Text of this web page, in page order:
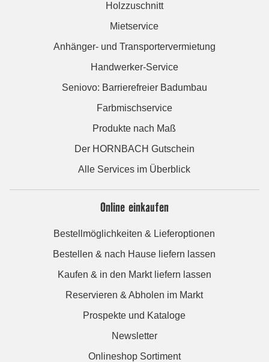
Holzzuschnitt
Mietservice
Anhänger- und Transportervermietung
Handwerker-Service
Seniovo: Barrierefreier Badumbau
Farbmischservice
Produkte nach Maß
Der HORNBACH Gutschein
Alle Services im Überblick
Online einkaufen
Bestellmöglichkeiten & Lieferoptionen
Bestellen & nach Hause liefern lassen
Kaufen & in den Markt liefern lassen
Reservieren & Abholen im Markt
Prospekte und Kataloge
Newsletter
Onlineshop Sortiment